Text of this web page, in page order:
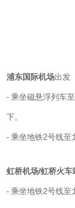
浦东国际机场出发
- 乘坐磁悬浮列车
下。
- 乘坐地铁2号线至
虹桥机场/虹桥火车
- 乘坐地铁2号线至